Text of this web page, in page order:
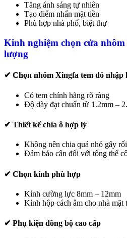
Tăng ánh sáng tự nhiên
Tạo điểm nhấn mặt tiền
Phù hợp nhà phố, biệt thự
Kinh nghiệm chọn cửa
lượng
✔ Chọn nhôm Xingfa tem đỏ nhập
Có tem chính hãng rõ ràng
Độ dày đạt chuẩn từ 1.2mm –
✔ Thiết kế chia ô hợp lý
Không nên chia quá nhỏ gây
Đảm bảo cân đối với tổng thể
✔ Chọn kính phù hợp
Kính cường lực 8mm – 12mm
Kính hộp cách âm cho nhà mặt
✔ Phụ kiện đồng bộ cao cấp